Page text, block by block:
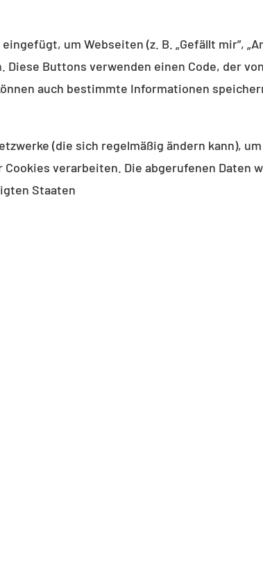
um Webseiten (z. B. „Gefällt mir”,
Buttons verwenden einen Code, der
auch bestimmte Informationen
(die sich regelmäßig ändern kann),
verarbeiten. Die abgerufenen Daten
Staaten